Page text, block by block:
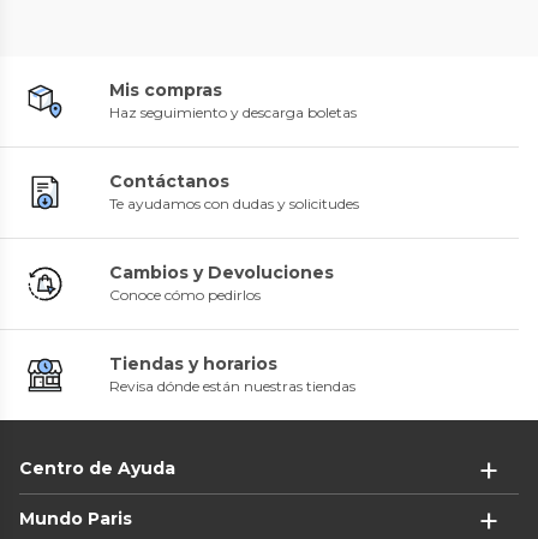
Mis compras
Haz seguimiento y descarga boletas
Contáctanos
Te ayudamos con dudas y solicitudes
Cambios y Devoluciones
Conoce cómo pedirlos
Tiendas y horarios
Revisa dónde están nuestras tiendas
Centro de Ayuda
Mundo Paris